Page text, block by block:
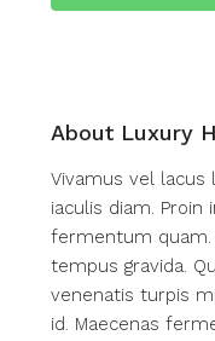
About Luxury
Vivamus vel lacus
iaculis diam. Proin
fermentum
tempus gravida.
venenatis turpis
id. Maecenas